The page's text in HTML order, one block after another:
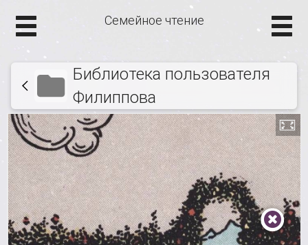
Семейное чтение
Библиотека пользователя
Филиппова